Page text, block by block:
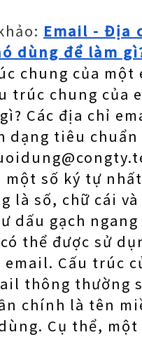
Email - Địa
dùng để làm
chung của một
trúc chung của
Các địa chỉ
dạng tiêu chuẩn
một số ký tự
là số, chữ cái
dấu gạch ngang
thể được sử
email. Cấu trúc
thông thường
chính là tên
Cụ thể,